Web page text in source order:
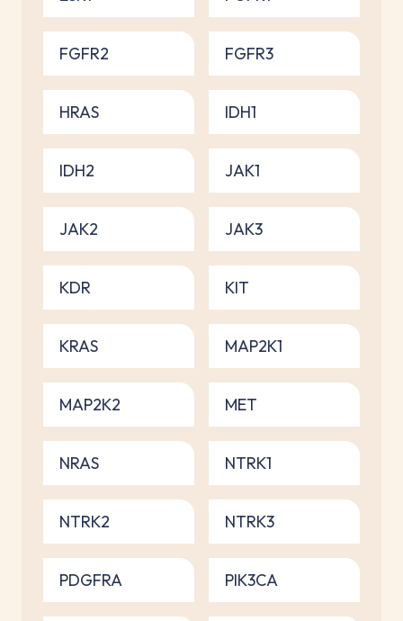
FGFR2 FGFR3
HRAS IDH1
IDH2 JAK1
JAK2 JAK3
KDR KIT
KRAS MAP2K1
MAP2K2 MET
NRAS NTRK1
NTRK2 NTRK3
PDGFRA PIK3CA